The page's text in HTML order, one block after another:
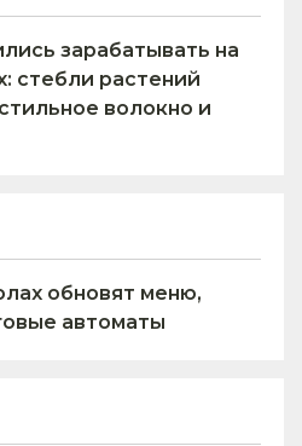
зарабатывать на
стебли растений
волокно и
обновят меню,
автоматы